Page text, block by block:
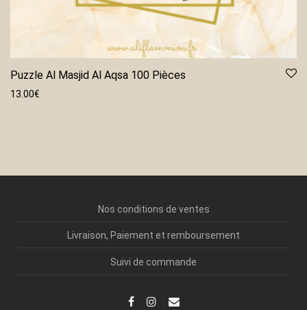
Puzzle Al Masjid Al Aqsa 100 Pièces
13.00€
Nos conditions de ventes
Livraison, Paiement et remboursement
Suivi de commande